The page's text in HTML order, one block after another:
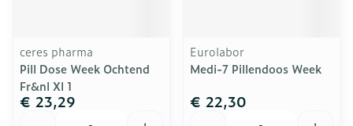
ceres pharma
Pill Dose Week Ochtend
Fr&nl Xl 1
€ 23,29
Eurolabor
Medi-7 Pillendoos Week
€ 22,30